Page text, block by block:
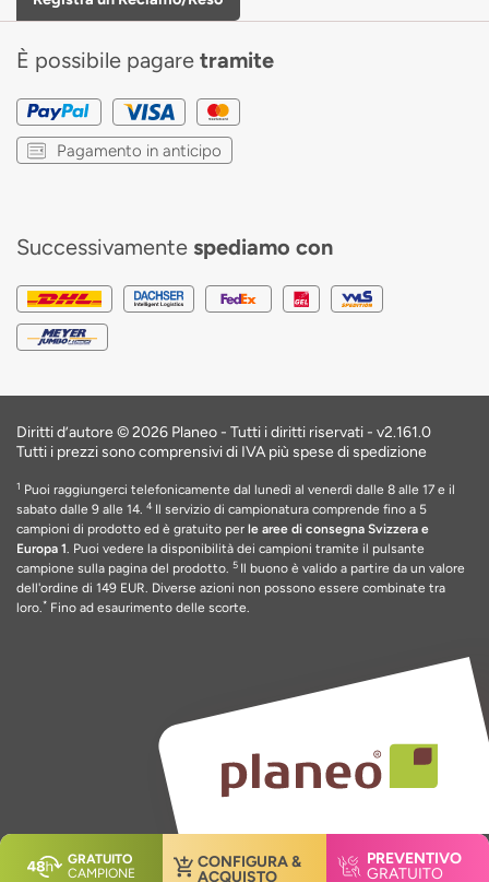
GRATUITO
CAMPIONE
CONFIGURA &
ACQUISTO
PREVENTIVO
GRATUITO
È possibile pagare tramite
Pagamento in anticipo
Successivamente spediamo con
Diritti d’autore © 2026 Planeo - Tutti i diritti riservati - v2.161.0
Tutti i prezzi sono comprensivi di IVA più spese di spedizione
1 Puoi raggiungerci telefonicamente dal lunedì al venerdì dalle 8 alle 17 e il
sabato dalle 9 alle 14. 4 Il servizio di campionatura comprende fino a 5
campioni di prodotto ed è gratuito per le aree di consegna Svizzera e
Europa 1. Puoi vedere la disponibilità dei campioni tramite il pulsante
campione sulla pagina del prodotto. 5 Il buono è valido a partire da un valore
dell'ordine di 149 EUR. Diverse azioni non possono essere combinate tra
loro.* Fino ad esaurimento delle scorte.